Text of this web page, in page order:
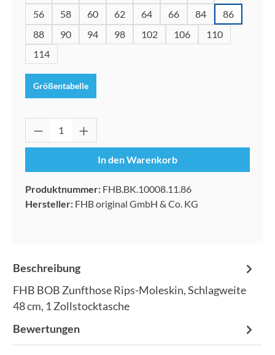
56
58 60 62 64 66 84
86
88
90 94 98 102 106
110
114
Größentabelle
Produkt Anzahl: Gib den gewünschten
In den Warenkorb
Produktnummer: FHB.BK.10008.11.86
Hersteller: FHB original GmbH & Co. KG
Beschreibung
FHB BOB Zunfthose Rips-Moleskin, Schlagweite
48 cm, 1 Zollstocktasche
Bewertungen